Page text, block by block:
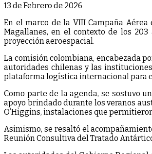
13 de Febrero de 2026
En el marco de la VIII Campaña
Magallanes, en el contexto de los
proyección aeroespacial.
La comisión colombiana, encabezada
autoridades chilenas y las
plataforma logística internacional para
Como parte de la agenda, se sostuvo
apoyo brindado durante los veranos
O’Higgins, instalaciones que
Asimismo, se resaltó el
Reunión Consultiva del Tratado